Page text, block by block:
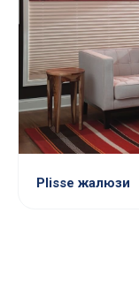
Plisse жалюзи